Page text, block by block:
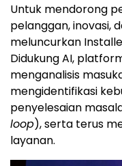
Untuk mendorong
pelanggan, inovasi,
meluncurkan
Didukung AI,
menganalisis
mengidentifikasi
penyelesaian
loop), serta terus
layanan.